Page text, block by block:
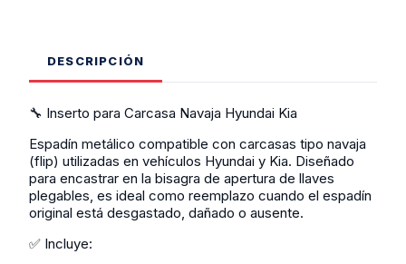
DESCRIPCIÓN
🔧 Inserto para Carcasa Navaja Hyundai Kia
Espadín metálico compatible con carcasas tipo navaja
(flip) utilizadas en vehículos Hyundai y Kia. Diseñado
para encastrar en la bisagra de apertura de llaves
plegables, es ideal como reemplazo cuando el espadín
original está desgastado, dañado o ausente.
✅ Incluye: